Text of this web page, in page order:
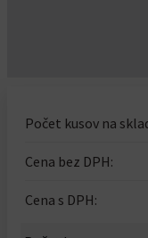
Počet kusov na
Cena bez DPH:
Cena s DPH: